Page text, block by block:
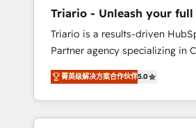
HubSpot “Our experience with the team at
Blue Frog has been nothing
extraordinary. Their years of
quality of skilled staff has
trusted reputation within the
ecosystem as a reliable
delivering remarkable
Triario - Unleash your full
potential
Triario is a results-driven
Partner agency specializing in
implementations & migrations,
Operations, Custom
agents and AI-ready Website
over 15 years of experience,
菁英级解决方案合作伙伴5.0